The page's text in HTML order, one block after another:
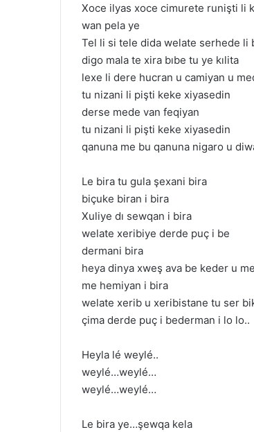
Xoce ilyas xoce cimurete runişti li
wan pela ye
Tel li si tele dida welate serhede li
digo mala te xira bıbe tu ye kılita
lexe li dere hucran u camiyan u
tu nizani li pişti keke xiyasedin
derse mede van feqiyan
tu nizani li pişti keke xiyasedin
qanuna me bu qanuna nigaro u
Le bira tu gula şexani bira
biçuke biran i bira
Xuliye dı sewqan i bira
welate xeribiye derde puç i be
dermani bira
heya dinya xweş ava be keder u
me hemiyan i bira
welate xerib u xeribistane tu ser
çima derde puç i bederman i lo lo..
Heyla lé weylé..
weylé…weylé…
weylé…weylé…
Le bira ye…şewqa kela